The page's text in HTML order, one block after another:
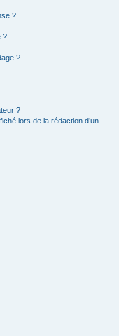
?
?
?
?
lors de la rédaction d’un